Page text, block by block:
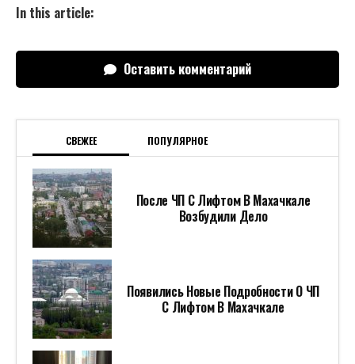
In this article:
Оставить комментарий
СВЕЖЕЕ ПОПУЛЯРНОЕ
После ЧП С Лифтом В Махачкале
Возбудили Дело
Появились Новые Подробности О ЧП
С Лифтом В Махачкале